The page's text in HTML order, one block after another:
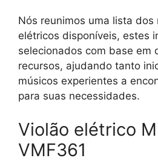
Nós reunimos uma lista dos
elétricos disponíveis, estes
selecionados com base em
recursos, ajudando tanto
músicos experientes a
para suas necessidades.
Violão elétrico
VMF361